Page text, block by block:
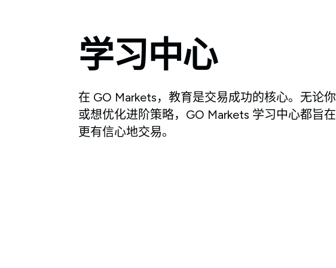
学习中心
在 GO Markets，教育是交易成功的核心。无论你
或想优化进阶策略，GO Markets 学习中心都旨在
更有信心地交易。